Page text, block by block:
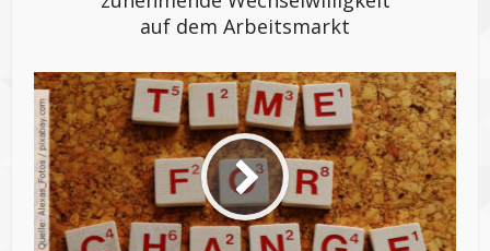
auf dem Arbeitsmarkt